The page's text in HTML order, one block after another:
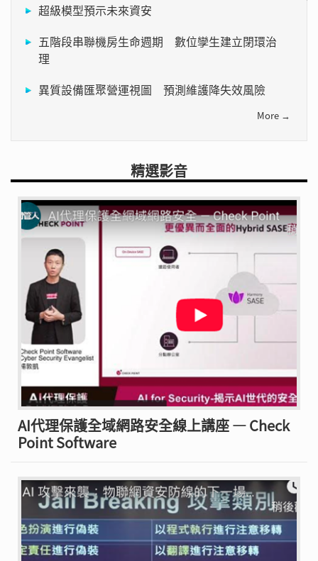
超級模型預示未來資安
五階段串聯機房生命週期 數位孿生建立閉環治
理
異質設備匯聚營運視圖 預測維護降失效風險
More →
精選影音
AI代理保護全域網路安全線上講座 — Check
Point Software